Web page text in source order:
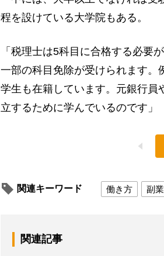
程を設けている大学院もある。
「税理士は5科目に合格する必要
一部の科目免除が受けられます。
学生も在籍しています。元銀行員
立するために学んでいるのです」
関連キーワード 働き方 副業
関連記事